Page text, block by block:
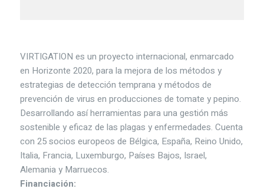
VIRTIGATION es un proyecto internacional, enmarcado
en Horizonte 2020, para la mejora de los métodos y
estrategias de detección temprana y métodos de
prevención de virus en producciones de tomate y pepino.
Desarrollando así herramientas para una gestión más
sostenible y eficaz de las plagas y enfermedades. Cuenta
con 25 socios europeos de Bélgica, España, Reino Unido,
Italia, Francia, Luxemburgo, Países Bajos, Israel,
Alemania y Marruecos.
Financiación: